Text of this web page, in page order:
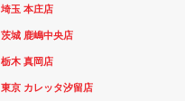
埼玉 本庄店
茨城 鹿嶋中央店
栃木 真岡店
東京 カレッタ汐留店